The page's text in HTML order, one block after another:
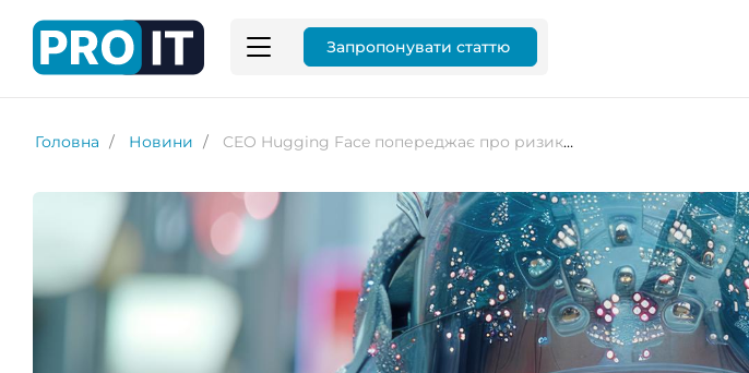
Запропонувати статтю
Головна Новини CEO Hugging Face попереджає про ризики від використання китайських моделей ШІ